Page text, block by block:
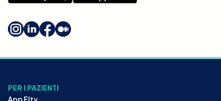
PER I PAZIENTI
App Elty